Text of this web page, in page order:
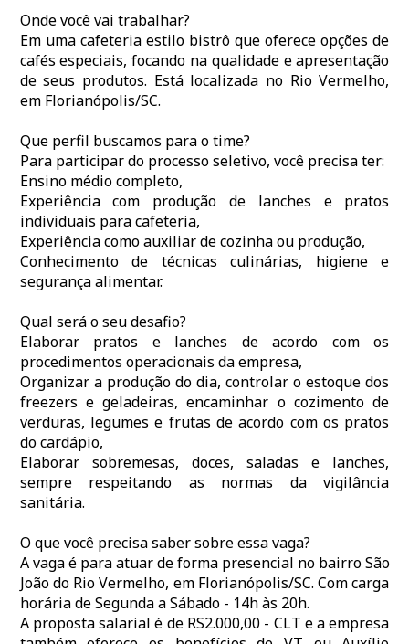
Onde você vai trabalhar?
Em uma cafeteria estilo bistrô que oferece opções de
cafés especiais, focando na qualidade e apresentação
de seus produtos. Está localizada no Rio Vermelho,
em Florianópolis/SC.
Que perfil buscamos para o time?
Para participar do processo seletivo, você precisa ter:
Ensino médio completo,
Experiência com produção de lanches e pratos
individuais para cafeteria,
Experiência como auxiliar de cozinha ou produção,
Conhecimento de técnicas culinárias, higiene e
segurança alimentar.
Qual será o seu desafio?
Elaborar pratos e lanches de acordo com os
procedimentos operacionais da empresa,
Organizar a produção do dia, controlar o estoque dos
freezers e geladeiras, encaminhar o cozimento de
verduras, legumes e frutas de acordo com os pratos
do cardápio,
Elaborar sobremesas, doces, saladas e lanches,
sempre respeitando as normas da vigilância
sanitária.
O que você precisa saber sobre essa vaga?
A vaga é para atuar de forma presencial no bairro São
João do Rio Vermelho, em Florianópolis/SC. Com carga
horária de Segunda a Sábado - 14h às 20h.
A proposta salarial é de RS2.000,00 - CLT e a empresa